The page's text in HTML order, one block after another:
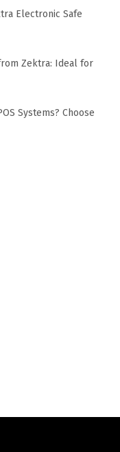
Electronic Safe
Zektra: Ideal for
Systems? Choose